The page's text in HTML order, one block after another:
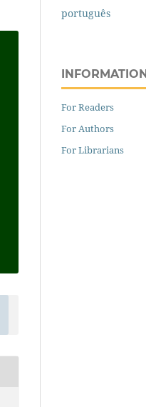
português
INFORMATION
For Readers
For Authors
For Librarians